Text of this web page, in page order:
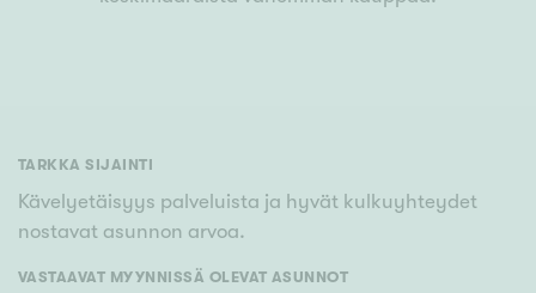
TARKKA SIJAINTI
Kävelyetäisyys palveluista ja hyvät kulkuyhteydet
nostavat asunnon arvoa.
VASTAAVAT MYYNNISSÄ OLEVAT ASUNNOT